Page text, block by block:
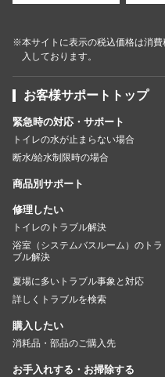
※本サイトに表示の税込価格は消
入しております。
お客様サポートトップ
緊急時の対応・サポート
トイレの水が止まらない場合
断水/給水制限時の場合
商品別サポート
修理したい
トイレのトラブル解決
浴室（システムバスルーム）のトラ
ブル解決
夏場に多いトラブル事象と対応
詳しくトラブルを検索
購入したい
消耗品・部品のご購入先
お手入れする・お掃除する